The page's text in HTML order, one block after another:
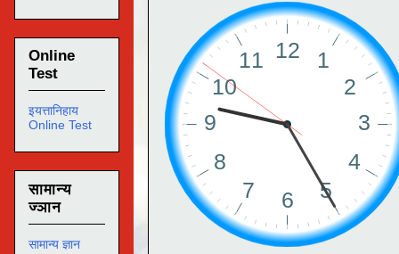
Online
Test
इयत्तानिहाय
Online Test
सामान्य
ज्ञान
सामान्य ज्ञान